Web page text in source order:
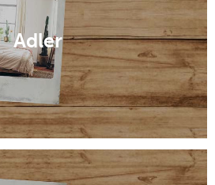
Adler